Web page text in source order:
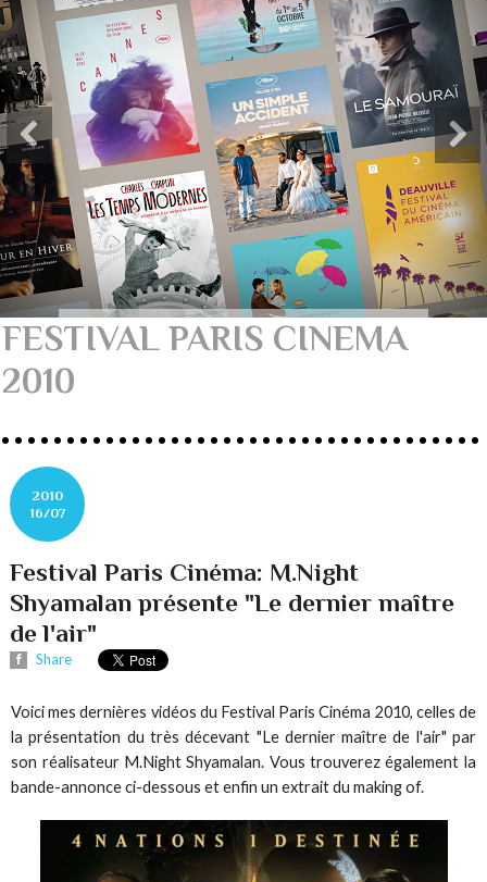
FESTIVAL PARIS CINEMA
2010
2010
16/07
Festival Paris Cinéma: M.Night
Shyamalan présente "Le dernier maître
de l'air"
Share
Voici mes dernières vidéos du Festival Paris Cinéma 2010, celles de
la présentation du très décevant "Le dernier maître de l'air" par
son réalisateur M.Night Shyamalan. Vous trouverez également la
bande-annonce ci-dessous et enfin un extrait du making of.